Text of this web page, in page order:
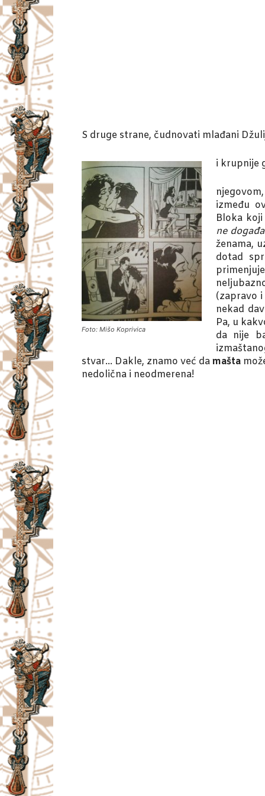
S druge strane, čudnovati mlađani
Foto: Mišo Koprivica
i krupnije
između
Bloka
ne događa
ženama,
dotad
(zapravo
nekad
Pa, u
da nije
stvar… Dakle, znamo već damašta
nedolična i neodmerena!